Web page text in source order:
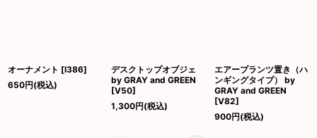
オーナメント [I386]
650円(税込)
デスクトップオブジェ
by GRAY and GREEN
[V50]
1,300円(税込)
エアープランツ置き（ハ
ンギングタイプ） by
GRAY and GREEN
[V82]
900円(税込)